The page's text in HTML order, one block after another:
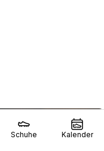
Schuhe Kalender